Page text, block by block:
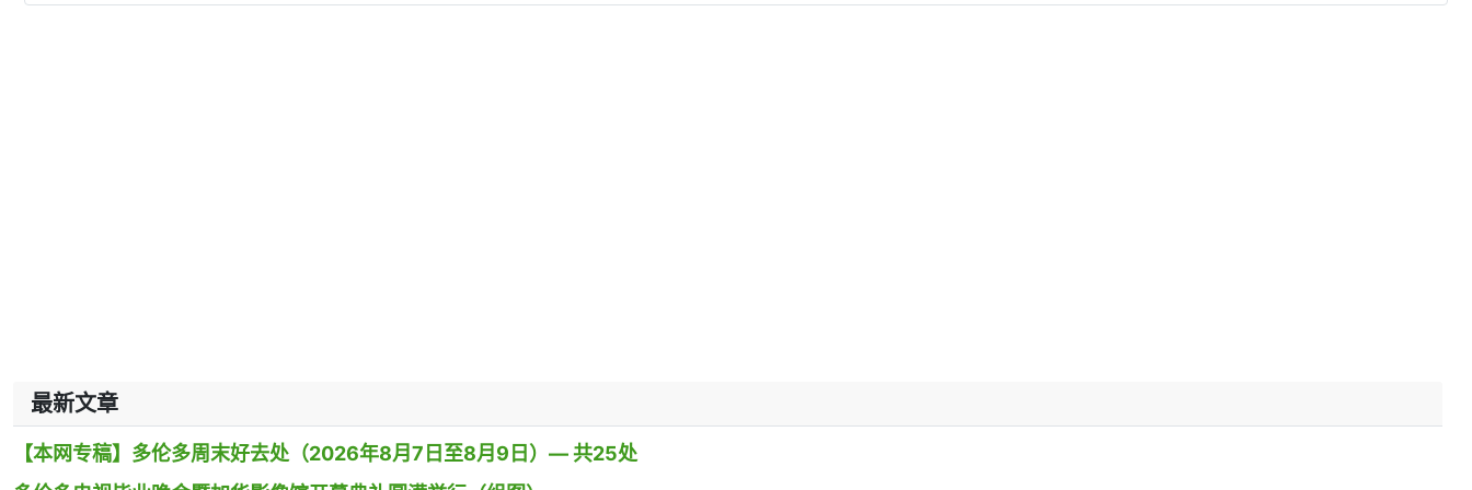
最新文章
【本网专稿】多伦多周末好去处（2026年8月7日至8月9日）— 共25处